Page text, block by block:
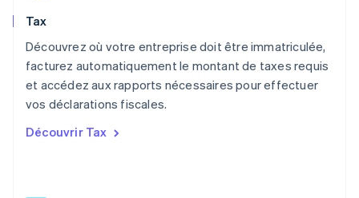
Tax
Découvrez où votre entreprise doit être immatriculée,
facturez automatiquement le montant de taxes requis
et accédez aux rapports nécessaires pour effectuer
vos déclarations fiscales.
Découvrir Tax
Nouvelle-Zélande
Pays-Bas
NederlandsEnglish
Pologne
Portugal